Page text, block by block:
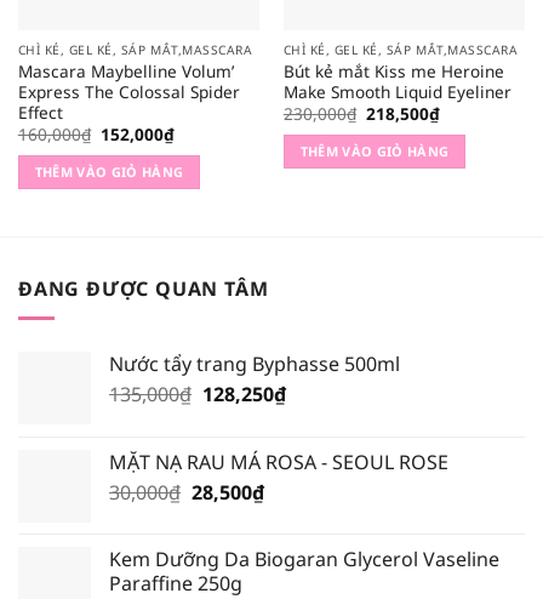
CHÌ KẺ, GEL KẺ, SÁP MẮT,MASSCARA
Mascara Maybelline Volum’
Express The Colossal Spider
Effect
160,000₫ Giá
gốc
là:
160,000₫.
152,000₫Giá
hiện
tại
là:
152,000₫.
THÊM VÀO GIỎ HÀNG
CHÌ KẺ, GEL KẺ, SÁP MẮT,MASSCARA
Bút kẻ mắt Kiss me Heroine
Make Smooth Liquid Eyeliner
230,000₫ Giá
gốc
là:
230,000₫.
218,500₫Giá
hiện
tại
là:
218,500₫.
THÊM VÀO GIỎ HÀNG
ĐANG ĐƯỢC QUAN TÂM
Nước tẩy trang Byphasse 500ml
135,000₫ Giá
135,000₫.
128,250₫Giá
là:
MẶT NẠ RAU MÁ ROSA - SEOUL ROSE
30,000₫ Giá
30,000₫.
28,500₫Giá
là:
Kem Dưỡng Da Biogaran Glycerol Vaseline
Paraffine 250g